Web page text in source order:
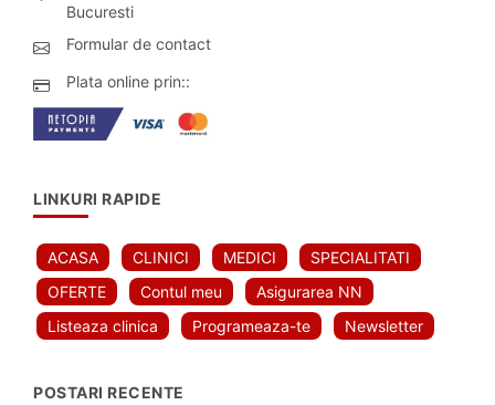
Bucuresti
Formular de contact
Plata online prin::
LINKURI RAPIDE
ACASA CLINICI MEDICI
SPECIALITATI
OFERTE
Contul meu
Asigurarea NN
Listeaza clinica
Programeaza-te Newsletter
POSTARI RECENTE